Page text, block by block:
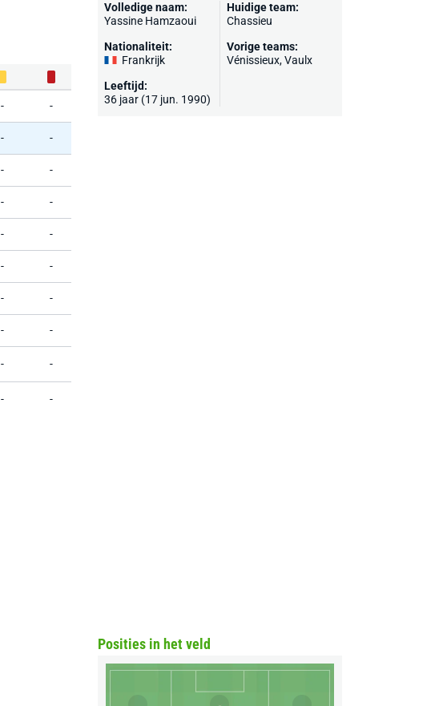
- -
- -
- -
- -
- -
- -
- -
- -
- -
- -
Volledige naam:
Yassine Hamzaoui
Nationaliteit:
Frankrijk
Leeftijd:
36 jaar (17 jun. 1990)
Huidige team:
Chassieu
Vorige teams:
Vénissieux,Vaulx
Posities in het veld